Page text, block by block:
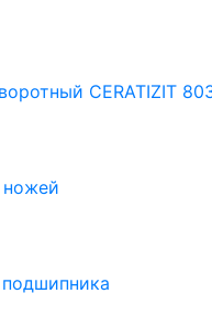
CERATIZIT
ножей